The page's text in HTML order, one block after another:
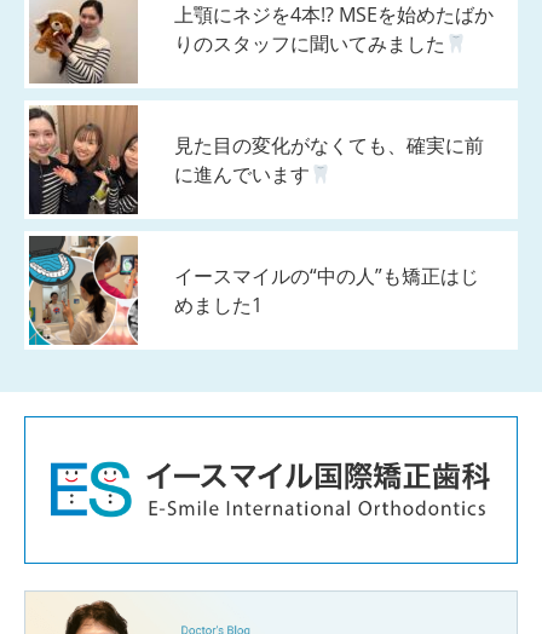
上顎にネジを4本!? MSEを始めたばか
りのスタッフに聞いてみました
見た目の変化がなくても、確実に前
に進んでいます
イースマイルの“中の人”も矯正はじ
めました1